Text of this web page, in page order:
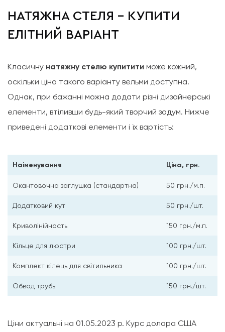
НАТЯЖНА СТЕЛЯ – КУПИТИ
ЕЛІТНИЙ ВАРІАНТ
Класичну натяжну стелю купитити може кожний,
оскільки ціна такого варіанту вельми доступна.
Однак, при бажанні можна додати різні дизайнерські
елементи, втіливши будь-який творчий задум. Нижче
приведені додаткові елементи і їх вартість:
Наіменування Ціна, грн.
Окантовочна заглушка (стандартна) 50 грн./м.п.
Додатковий кут 50 грн./шт.
Криволінійность 150 грн./м.п.
Кільце для люстри 100 грн./шт.
Комплект кілець для світильника 100 грн./шт.
Обвод трубы 150 грн./шт.
Ціни актуальні на 01.05.2023 р. Курс долара США